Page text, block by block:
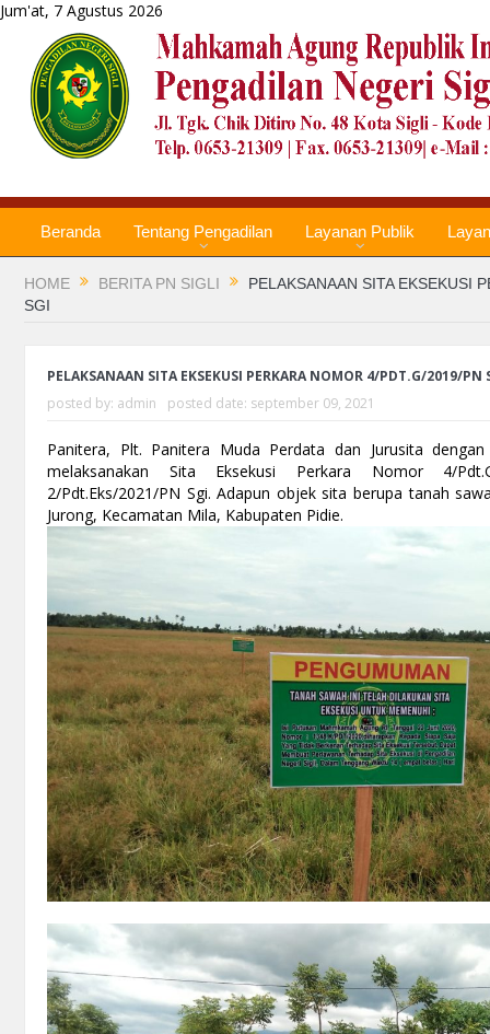
Jum'at, 7 Agustus 2026
Beranda Tentang Pengadilan Layanan Publik
HOME BERITA PN SIGLI
PELAKSANAAN SITA EKSEKUSI
SGI
PELAKSANAAN SITA EKSEKUSI PERKARA NOMOR 4/PDT.G/2019/PN
posted by: admin posted date: september 09, 2021
Panitera, Plt. Panitera Muda Perdata dan Jurusita
melaksanakan Sita Eksekusi Perkara Nomor 4/
2/Pdt.Eks/2021/PN Sgi. Adapun objek sita berupa tanah
Jurong, Kecamatan Mila, Kabupaten Pidie.